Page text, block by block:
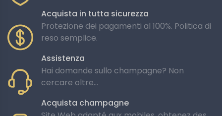
Acquista in tutta sicurezza
Protezione dei pagamenti al 100%. Politica di
reso semplice.
Assistenza
Hai domande sullo champagne? Non
cercare oltre...
Acquista champagne